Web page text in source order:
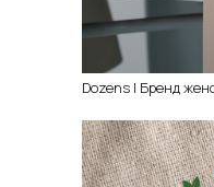
Dozens | Бренд